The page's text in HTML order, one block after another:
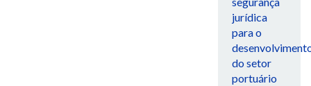
jurídica
para o
do setor
portuário